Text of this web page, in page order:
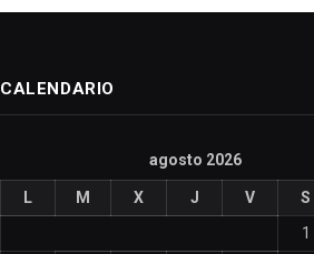
CALENDARIO
agosto 2026
L M X J V S
1